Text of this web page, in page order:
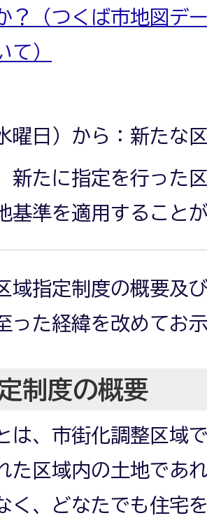
？（つくば市地図デ
て）
曜日）から：新たな
新たに指定を行った
基準を適用すること
域指定制度の概要及
った経緯を改めてお
制度の概要
は、市街化調整区域
た区域内の土地であ
く、どなたでも住宅